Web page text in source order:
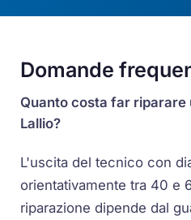
Domande
Quanto costa far
Lallio?
L'uscita del tecnico con
orientativamente tra 40 e
riparazione dipende dal